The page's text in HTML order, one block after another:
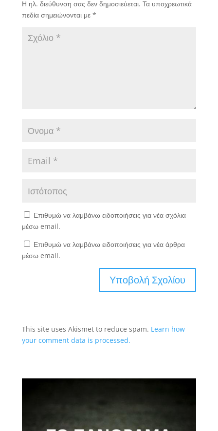
Η ηλ. διεύθυνση σας δεν δημοσιεύεται. Τα υποχρεωτικά
πεδία σημειώνονται με *
Επιθυμώ να λαμβάνω ειδοποιήσεις για νέα σχόλια
μέσω email.
Επιθυμώ να λαμβάνω ειδοποιήσεις για νέα άρθρα
μέσω email.
This site uses Akismet to reduce spam. Learn how
your comment data is processed.